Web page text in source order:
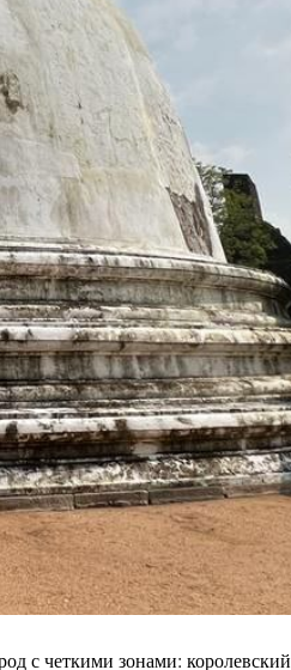
с четкими зонами: королевский